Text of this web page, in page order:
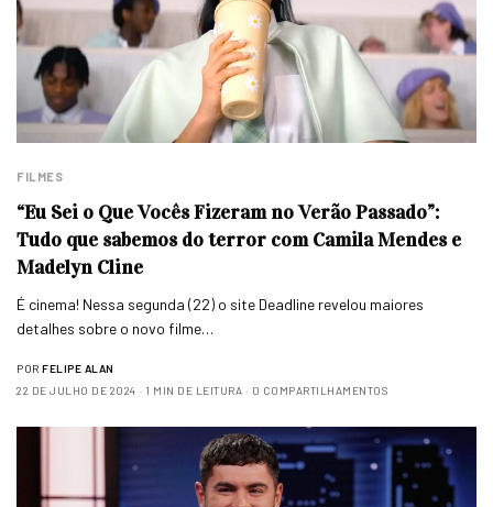
FILMES
“Eu Sei o Que Vocês Fizeram no Verão Passado”:
Tudo que sabemos do terror com Camila Mendes e
Madelyn Cline
É cinema! Nessa segunda (22) o site Deadline revelou maiores
detalhes sobre o novo filme…
POR FELIPE ALAN
22 DE JULHO DE 2024
1 MIN DE LEITURA 0 COMPARTILHAMENTOS